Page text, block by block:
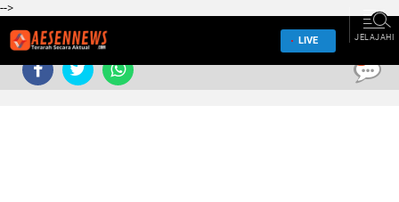
-->
LIVE JELAJAHI